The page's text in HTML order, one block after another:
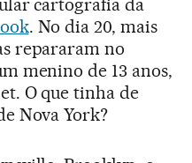
cartografia da
. No dia 20, mais
repararam no
menino de 13 anos,
O que tinha de
Nova York?